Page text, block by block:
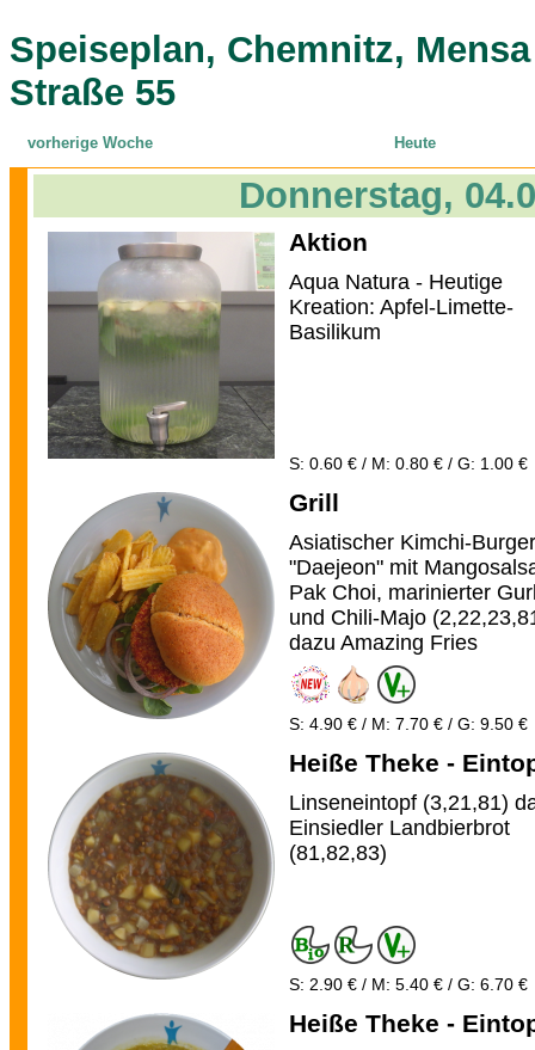
Speiseplan, Chemnitz,
Straße 55
vorherige Woche Heute
Donnerstag,
Aktion
Aqua Natura - Heutige
Kreation: Apfel-Limette-
Basilikum
S: 0.60 € / M: 0.80 € / G: 1.00 €
Grill
Asiatischer Kimchi-Burger
"Daejeon" mit
Pak Choi, marinierter
und Chili-Majo
dazu Amazing Fries
S: 4.90 € / M: 7.70 € / G: 9.50 €
Heiße Theke -
Linseneintopf (3,21,81)
Einsiedler Landbierbrot
(81,82,83)
S: 2.90 € / M: 5.40 € / G: 6.70 €
Heiße Theke -